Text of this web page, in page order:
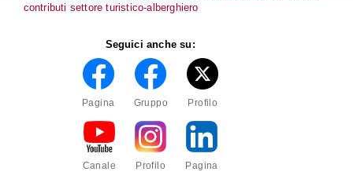
contributi settore turistico-alberghiero
Seguici anche su:
Pagina Gruppo Profilo
Canale Profilo Pagina